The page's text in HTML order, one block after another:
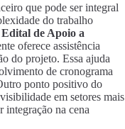
que pode ser integral
do trabalho
Edital de Apoio a
oferece assistência
do projeto. Essa ajuda
de cronograma
ponto positivo do
em setores mais
integração na cena